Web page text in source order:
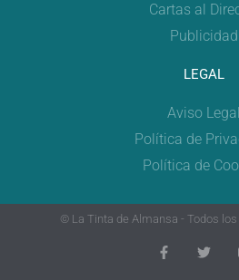
Cartas al
Publicidad
LEGAL
Aviso Legal
Política de
Política de
© La Tinta de Almansa - Todos